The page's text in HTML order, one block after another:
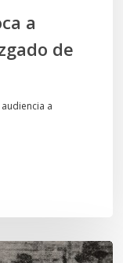
a
de
a